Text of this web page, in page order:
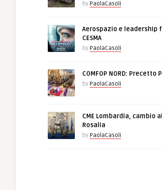
by PaolaCasoli
Aerospazio e leadership
CESMA
by PaolaCasoli
COMFOP NORD:
by PaolaCasoli
CME Lombardia, cambio
Rosalia
by PaolaCasoli